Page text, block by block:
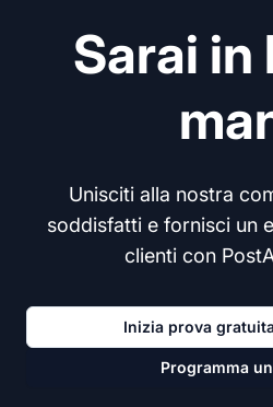
Sarai in
Unisciti alla nostra
soddisfatti e fornisci un
clienti con
Inizia prova
Programma